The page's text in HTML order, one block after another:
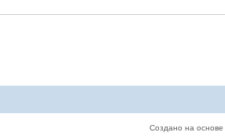
Создано на основе